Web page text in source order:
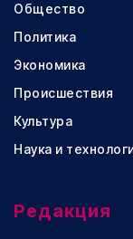
Общество
Политика
Экономика
Происшествия
Культура
Наука и
Редакция